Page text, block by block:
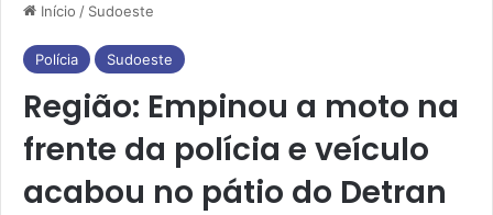
Início / Sudoeste
Polícia Sudoeste
Região: Empinou a moto na
frente da polícia e veículo
acabou no pátio do Detran